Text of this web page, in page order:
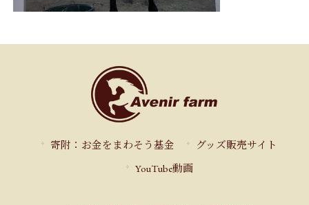
寄附：お金をまわそう基金
グッズ販売サイト
YouTube動画